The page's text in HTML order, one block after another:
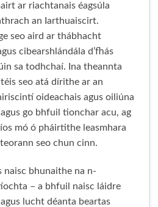
ar riachtanais éagsúla
an Iarthuaiscirt.
seo aird ar thábhacht
cibearshlándála d’fhás
sa todhchaí. Ina theannta
seo atá dírithe ar an
oideachais agus oiliúna
go bhfuil tionchar acu, ag
mó ó pháirtithe leasmhara
seo chun cinn.
naisc bhunaithe na n-
– a bhfuil naisc láidre
lucht déanta beartas